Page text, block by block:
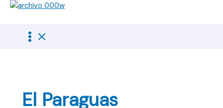
El Paraguas